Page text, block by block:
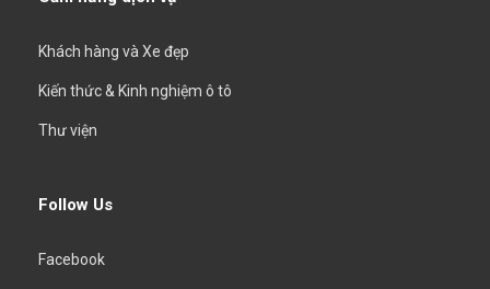
Khách hàng và Xe đẹp
Kiến thức & Kinh nghiệm ô tô
Thư viện
Follow Us
Facebook